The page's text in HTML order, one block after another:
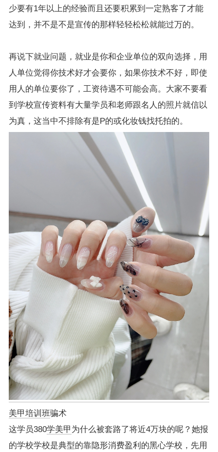
少要有1年以上的经验而且还要积累到一定熟客了才能
达到，并不是不是宣传的那样轻轻松松就能过万的。
再说下就业问题，就业是你和企业单位的双向选择，用
人单位觉得你技术好才会要你，如果你技术不好，即使
用人的单位要你了，工资待遇不可能会高。大家不要看
到学校宣传资料有大量学员和老师跟名人的照片就信以
为真，这当中不排除有是P的或化妆钱找托拍的。
美甲培训班骗术
这学员380学美甲 为什么被套路了将近4万块的呢？她报
的学校学校是典型的靠隐形消费盈利的黑心学校，先用